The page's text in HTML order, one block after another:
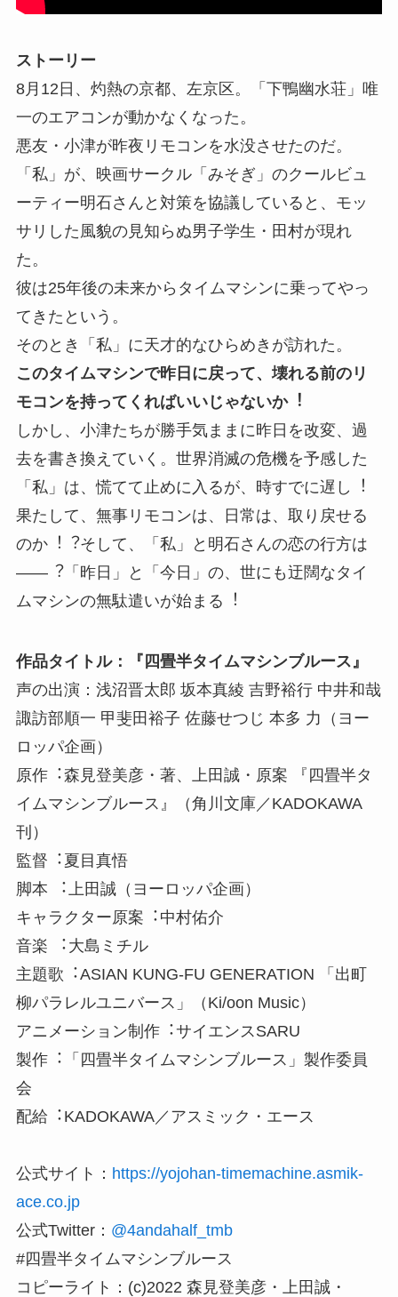
ストーリー
8月12日、灼熱の京都、左京区。「下鴨幽水荘」唯
一のエアコンが動かなくなった。
悪友・小津が昨夜リモコンを水没させたのだ。
「私」が、映画サークル「みそぎ」のクールビュ
ーティー明石さんと対策を協議していると、モッ
サリした風貌の⾒知らぬ男子学生・田村が現れ
た。
彼は25年後の未来からタイムマシンに乗ってやっ
てきたという。
そのとき「私」に天才的なひらめきが訪れた。
このタイムマシンで昨日に戻って、壊れる前のリ
モコンを持ってくればいいじゃないか︕
しかし、小津たちが勝手気ままに昨日を改変、過
去を書き換えていく。世界消滅の危機を予感した
「私」は、慌てて止めに入るが、時すでに遅し︕
果たして、無事リモコンは、日常は、取り戻せる
のか︕︖そして、「私」と明石さんの恋の行方は
――︖「昨日」と「今日」の、世にも迂闊なタイ
ムマシンの無駄遣いが始まる︕
作品タイトル：『四畳半タイムマシンブルース』
声の出演：浅沼晋太郎 坂本真綾 吉野裕⾏ 中井和哉
諏訪部順一 甲斐田裕子 佐藤せつじ 本多 ⼒（ヨー
ロッパ企画）
原作︓森⾒登美彦・著、上田誠・原案 『四畳半タ
イムマシンブルース』（角川文庫／KADOKAWA
刊）
監督︓夏目真悟
脚本 ︓上田誠（ヨーロッパ企画）
キャラクター原案︓中村佑介
音楽 ︓大島ミチル
主題歌︓ASIAN KUNG-FU GENERATION 「出町
柳パラレルユニバース」（Ki/oon Music）
アニメーション制作︓サイエンスSARU
製作︓「四畳半タイムマシンブルース」製作委員
会
配給︓KADOKAWA／アスミック・エース
公式サイト： https://yojohan-timemachine.asmik-
ace.co.jp
公式Twitter： @4andahalf_tmb
#四畳半タイムマシンブルース
コピーライト：(c)2022 森⾒登美彦・上田誠・